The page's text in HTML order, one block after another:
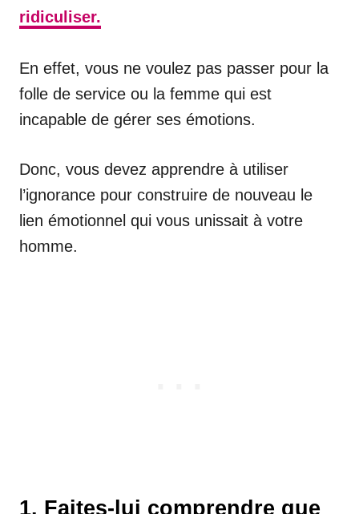
ridiculiser.
En effet, vous ne voulez pas passer pour la
folle de service ou la femme qui est
incapable de gérer ses émotions.
Donc, vous devez apprendre à utiliser
l’ignorance pour construire de nouveau le
lien émotionnel qui vous unissait à votre
homme.
1. Faites-lui comprendre que